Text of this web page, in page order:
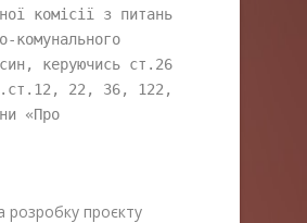
комісії з питань
комунального
керуючись ст.26
22, 36, 122,
«Про
розробку проєкту